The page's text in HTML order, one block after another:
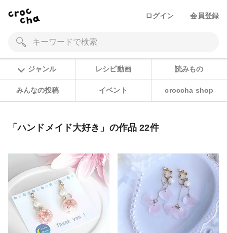
ログイン 会員登録
ジャンル レシピ動画 読みもの
みんなの投稿 イベント croccha shop
「ハンドメイド大好き」の作品 22件